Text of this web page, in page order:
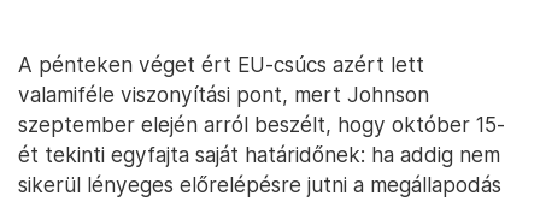
A pénteken véget ért EU-csúcs azért lett
valamiféle viszonyítási pont, mert Johnson
szeptember elején arról beszélt, hogy október 15-
ét tekinti egyfajta saját határidőnek: ha addig nem
sikerül lényeges előrelépésre jutni a megállapodás